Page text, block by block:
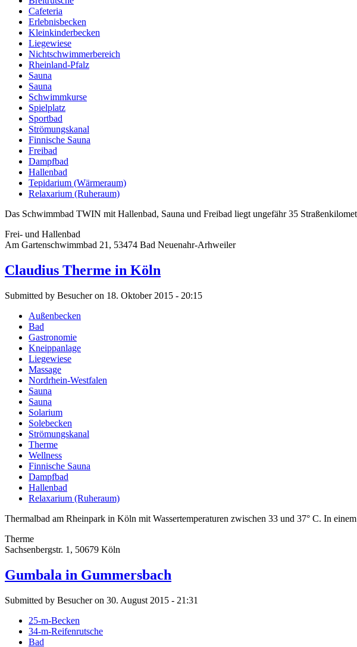
Cafeteria
Erlebnisbecken
Kleinkinderbecken
Liegewiese
Nichtschwimmerbereich
Rheinland-Pfalz
Sauna
Sauna
Schwimmkurse
Spielplatz
Sportbad
Strömungskanal
Finnische Sauna
Freibad
Dampfbad
Hallenbad
Tepidarium (Wärmeraum)
Relaxarium (Ruheraum)
Das Schwimmbad TWIN mit Hallenbad, Sauna und Freibad liegt ungefähr 35
Frei- und Hallenbad
Am Gartenschwimmbad 21, 53474 Bad Neuenahr-Arhweiler
Claudius Therme in Köln
Submitted by Besucher on 18. Oktober 2015 - 20:15
Außenbecken
Bad
Gastronomie
Kneippanlage
Liegewiese
Massage
Nordrhein-Westfalen
Sauna
Sauna
Solarium
Solebecken
Strömungskanal
Therme
Wellness
Finnische Sauna
Dampfbad
Hallenbad
Relaxarium (Ruheraum)
Thermalbad am Rheinpark in Köln mit Wassertemperaturen zwischen 33 und 37° C. In
Therme
Sachsenbergstr. 1, 50679 Köln
Gumbala in Gummersbach
Submitted by Besucher on 30. August 2015 - 21:31
25-m-Becken
34-m-Reifenrutsche
Bad